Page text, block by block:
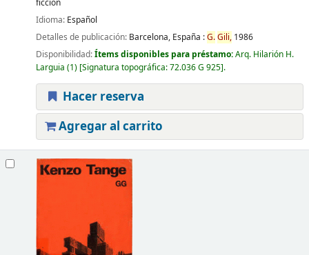
ficción
Idioma: Español
Detalles de publicación: Barcelona, España :G.Gili, 1986
Disponibilidad:Ítems disponibles para préstamo:Arq. Hilarión H.
Larguia (1) Signatura topográfica:72.036 G 925 .
Hacer reserva
Agregar al carrito